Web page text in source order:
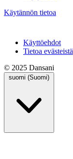
Käytännön tietoa
Käyttöehdot
Tietoa evästeistä
© 2025 Dansani
suomi (Suomi)